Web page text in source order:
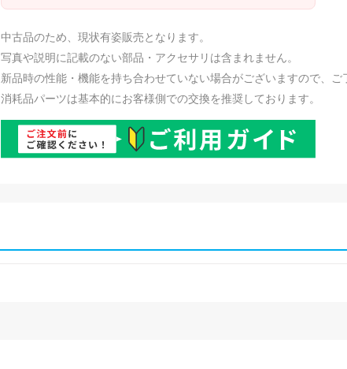
中古品のため、現状有姿販売となります。
写真や説明に記載のない部品・アクセサリは含まれません。
新品時の性能・機能を持ち合わせていない場合がございますので、ご
消耗品パーツは基本的にお客様側での交換を推奨しております。